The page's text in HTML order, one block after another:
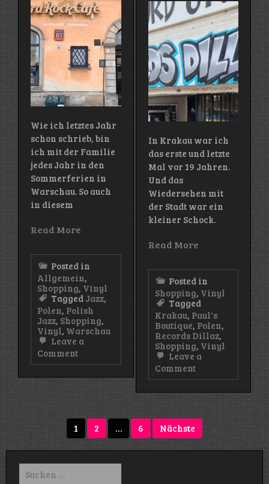
Wie ich letztes Jahr
schon schrieb, bin
ich mit der Familie
jedes Jahr in den
Sommerferien in
Warschau. So auch
in diesem
Read More
Posted in
Allgemein,
Shopping, Vinyl
Tagged Jazz,
Polen, Polish
Jazz, Shopping,
Vinyl, Warschau
Leave a
Commenton
Vinyl-
Schallplattenläden
In Krakau war ich
das erste und letzte
Mal vor 19 Jahren.
Und das
Wiedersehen mit
der Stadt war ein
kleiner Schock.
Read More
Posted in
Shopping, Vinyl
Tagged
Krakau, Paul's
Boutique, Polen,
Records Dillaz,
Shopping, Vinyl
Leave a
Commenton
Vinyl-
–
Dillaz/Paul’s
Boutique
Seitennummerierung
Beiträge
1 2 … 6 Nächste
Suchen
nach: